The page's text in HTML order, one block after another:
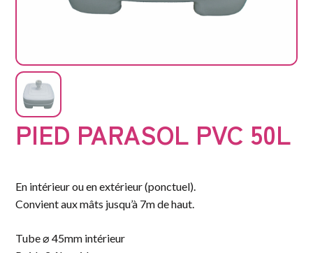
PIED PARASOL PVC 50L
En intérieur ou en extérieur (ponctuel).
Convient aux mâts jusqu’à 7m de haut.
Tube ⌀ 45mm intérieur